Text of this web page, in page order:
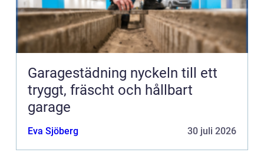
Garagestädning nyckeln till ett
tryggt, fräscht och hållbart
garage
Eva Sjöberg 30 juli 2026